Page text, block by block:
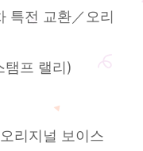
특전 교환／오리
탬프 랠리)
리지널 보이스